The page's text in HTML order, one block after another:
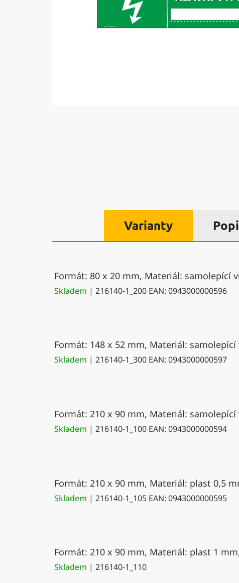
Varianty
Formát: 80 x 20 mm, Materiál: samolepící
Skladem | 216140-1_200 EAN: 0943000000596
Formát: 148 x 52 mm, Materiál:
Skladem | 216140-1_300 EAN: 0943000000597
Formát: 210 x 90 mm, Materiál:
Skladem | 216140-1_100 EAN: 0943000000594
Formát: 210 x 90 mm, Materiál: plast 0,5
Skladem | 216140-1_105 EAN: 0943000000595
Formát: 210 x 90 mm, Materiál: plast 1
Skladem | 216140-1_110